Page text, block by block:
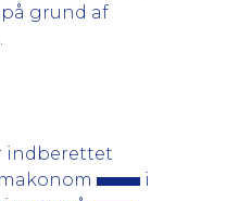
på grund af
indberettet
i